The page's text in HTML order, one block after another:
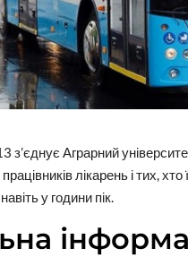
Аграрний
працівників лікарень і тих,
у години пік.